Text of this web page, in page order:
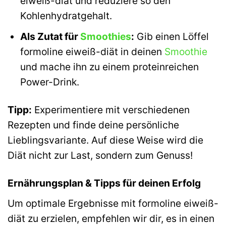
Kohlenhydratgehalt.
Als Zutat für Smoothies: Gib einen Löffel
formoline eiweiß-diät in deinen Smoothie
und mache ihn zu einem proteinreichen
Power-Drink.
Tipp: Experimentiere mit verschiedenen
Rezepten und finde deine persönliche
Lieblingsvariante. Auf diese Weise wird die
Diät nicht zur Last, sondern zum Genuss!
Ernährungsplan & Tipps für deinen Erfolg
Um optimale Ergebnisse mit formoline eiweiß-
diät zu erzielen, empfehlen wir dir, es in einen